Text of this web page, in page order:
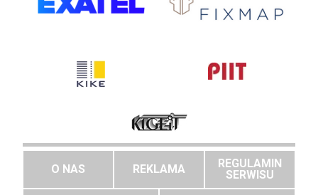
O NAS REKLAMA
REGULAMIN
SERWISU